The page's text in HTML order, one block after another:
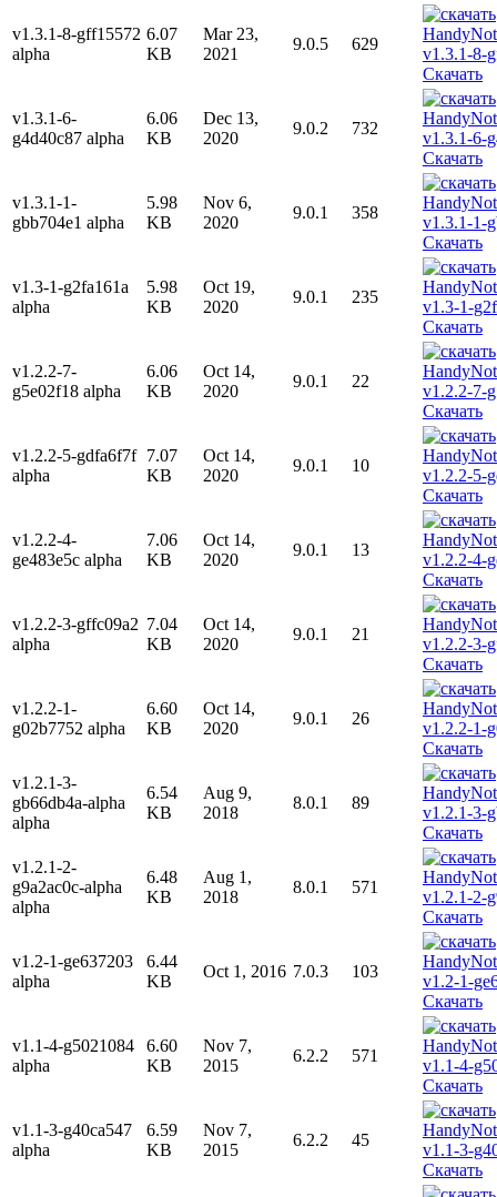
v1.3.1-8-gff15572
alpha
6.07
KB
Mar 23,
2021
9.0.5
629
Скачать
v1.3.1-6-
g4d40c87 alpha
6.06
KB
Dec 13,
2020
9.0.2
732
Скачать
v1.3.1-1-
gbb704e1 alpha
5.98
KB
Nov 6,
2020
9.0.1
358
Скачать
v1.3-1-g2fa161a
alpha
5.98
KB
Oct 19,
2020
9.0.1
235
Скачать
v1.2.2-7-
g5e02f18 alpha
6.06
KB
Oct 14,
2020
9.0.1
22
Скачать
v1.2.2-5-gdfa6f7f
alpha
7.07
KB
Oct 14,
2020
9.0.1
10
Скачать
v1.2.2-4-
ge483e5c alpha
7.06
KB
Oct 14,
2020
9.0.1
13
Скачать
v1.2.2-3-gffc09a2
alpha
7.04
KB
Oct 14,
2020
9.0.1
21
Скачать
v1.2.2-1-
g02b7752 alpha
6.60
KB
Oct 14,
2020
9.0.1
26
Скачать
v1.2.1-3-
gb66db4a-alpha
alpha
6.54
KB
Aug 9,
2018
8.0.1
89
Скачать
v1.2.1-2-
g9a2ac0c-alpha
alpha
6.48
KB
Aug 1,
2018
8.0.1
571
Скачать
v1.2-1-ge637203
alpha
6.44
KB
Oct 1, 2016 7.0.3
103
Скачать
v1.1-4-g5021084
alpha
6.60
KB
Nov 7,
2015
6.2.2
571
Скачать
v1.1-3-g40ca547
alpha
6.59
KB
Nov 7,
2015
6.2.2
45
Скачать